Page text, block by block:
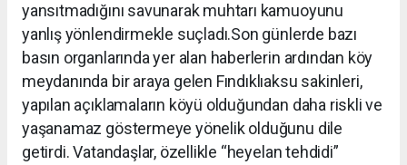
yansıtmadığını savunarak muhtarı kamuoyunu
yanlış yönlendirmekle suçladı.Son günlerde bazı
basın organlarında yer alan haberlerin ardından köy
meydanında bir araya gelen Fındıklıaksu sakinleri,
yapılan açıklamaların köyü olduğundan daha riskli ve
yaşanamaz göstermeye yönelik olduğunu dile
getirdi. Vatandaşlar, özellikle “heyelan tehdidi”